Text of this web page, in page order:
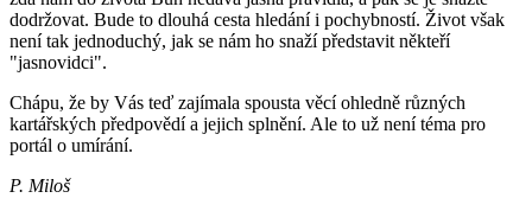
dodržovat. Bude to dlouhá cesta hledání i pochybností. Život však
není tak jednoduchý, jak se nám ho snaží představit někteří
"jasnovidci".
Chápu, že by Vás teď zajímala spousta věcí ohledně různých
kartářských předpovědí a jejich splnění. Ale to už není téma pro
portál o umírání.
P. Miloš